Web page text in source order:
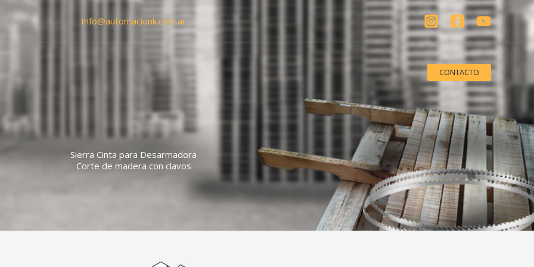
Info@automacionk.com.ar
CONTACTO
Sierra Cinta para Desarmadora
Corte de madera con clavos